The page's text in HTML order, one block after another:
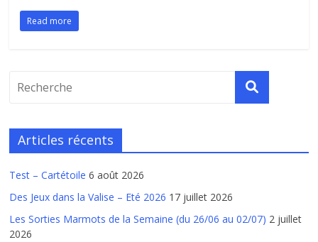
Read more
Articles récents
Test – Cartétoile 6 août 2026
Des Jeux dans la Valise – Eté 2026 17 juillet 2026
Les Sorties Marmots de la Semaine (du 26/06 au 02/07) 2 juillet
2026